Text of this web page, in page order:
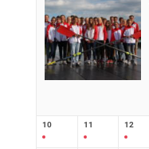
10 11 12